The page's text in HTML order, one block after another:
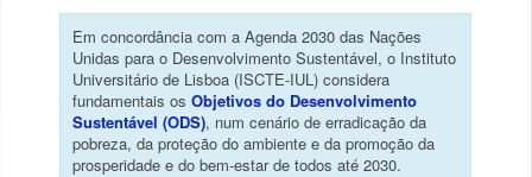
Em concordância com a Agenda 2030 das Nações
Unidas para o Desenvolvimento Sustentável, o Instituto
Universitário de Lisboa (ISCTE-IUL) considera
fundamentais os Objetivos do Desenvolvimento
Sustentável (ODS), num cenário de erradicação da
pobreza, da proteção do ambiente e da promoção da
prosperidade e do bem-estar de todos até 2030.